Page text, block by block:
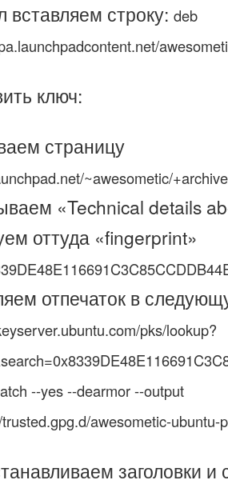
вставляем строку: deb
ключ:
страницу
~awesometic/
«Technical details
оттуда «fingerprint»
отпечаток в
pks/lookup?
--yes --dearmor --output
awesometic-ubuntu-
заголовки